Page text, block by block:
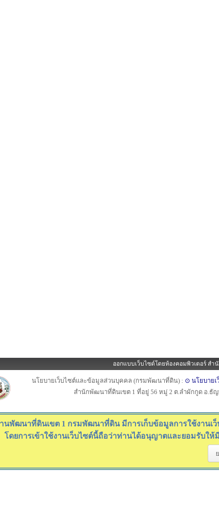
ออกแบบเว็บไซต์โดยห้องคอมพิวเตอร์ ส
นโยบายเว็บไซต์และข้อมูลส่วนบุคคล (กรมพัฒนาที่ดิน) : ⊙ นโยบายเ
สำนักพัฒนาที่ดินเขต 1 ที่อยู่ 56 หมู่ 2 ต.ลำผักกูด อ.ธั
นพัฒนาที่ดินเขต 1 กรมพัฒนาที่ดิน มีการเก็บข้อมูลการใช้งานเ
โดยการเข้าใช้งานเว็บไซต์นี้ถือว่าท่านได้อนุญาตและยอมรับ